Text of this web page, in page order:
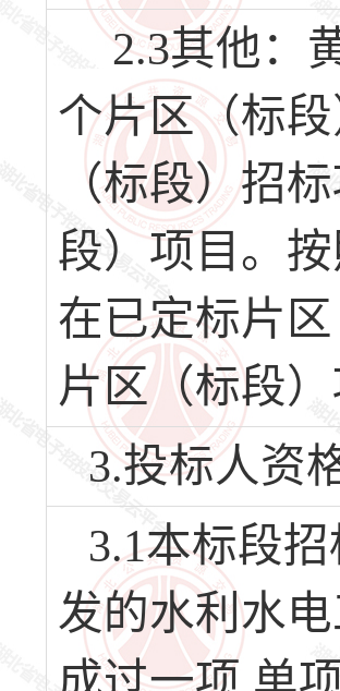
2.3其他：
个片区（标
（标段）招
段）项目。
在已定标片
片区（标段
3.投标人资
3.1本标段
发的水利水